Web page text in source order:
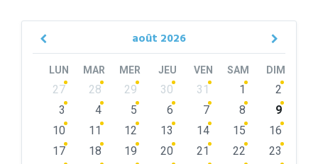
août 2026
Previous
LUN MAR MER JEU VEN SAM DIM
Skip
calendar
27 28 29 30 31 1
2
3
4 5 6 7 8
9
10
11 12 13 14 15
16
17
18 19 20 21 22
23